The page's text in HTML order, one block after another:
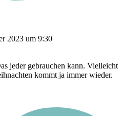
2023 um 9:30
jeder gebrauchen kann. Vielleicht
kommt ja immer wieder.